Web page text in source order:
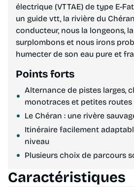
électrique (VTTAE) de type E-
un guide vtt, la rivière du
conducteur, nous la longeons,
surplombons et nous irons
humecter de son eau pure et
Points forts
Alternance de pistes larges,
monotraces et petites routes
Le Chéran : une rivère
Itinéraire facilement
niveau
Plusieurs choix de parcours
Caractéristiques